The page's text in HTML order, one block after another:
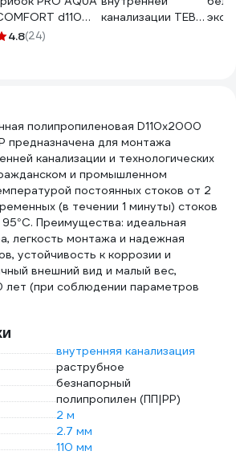
d110
4.8(24)
канализации TEBO
полипропиленовая D110х2000
для монтажа
канализации и технологических
и промышленном
постоянных стоков от 2
(в течении 1 минуты) стоков
Преимущества: идеальная
легкость монтажа и надежная
устойчивость к коррозии и
внешний вид и малый вес,
лет (при соблюдении параметров
внутренняя канализация
раструбное
безнапорный
полипропилен (ПП|PP)
2 м
2.7 мм
110 мм